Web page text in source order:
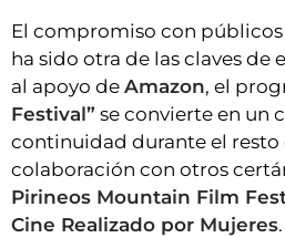
El compromiso con
ha sido otra de las claves de
al apoyo de Amazon, el
Festival” se convierte en un
continuidad durante el resto
colaboración con otros
Pirineos Mountain Film
Cine Realizado por Mujeres.